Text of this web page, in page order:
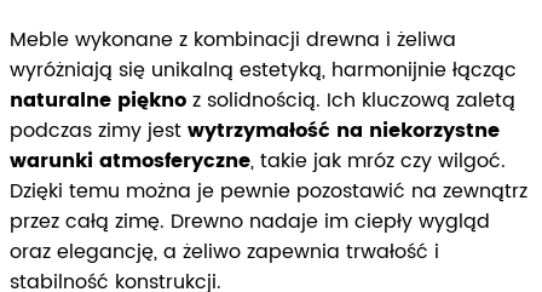
Meble wykonane z kombinacji drewna i żeliwa
wyróżniają się unikalną estetyką, harmonijnie łącząc
naturalne pięknoz solidnością. Ich kluczową zaletą
podczas zimy jestwytrzymałość na niekorzystne
warunki atmosferyczne, takie jak mróz czy wilgoć.
Dzięki temu można je pewnie pozostawić na zewnątrz
przez całą zimę. Drewno nadaje im ciepły wygląd
oraz elegancję, a żeliwo zapewnia trwałość i
stabilność konstrukcji.